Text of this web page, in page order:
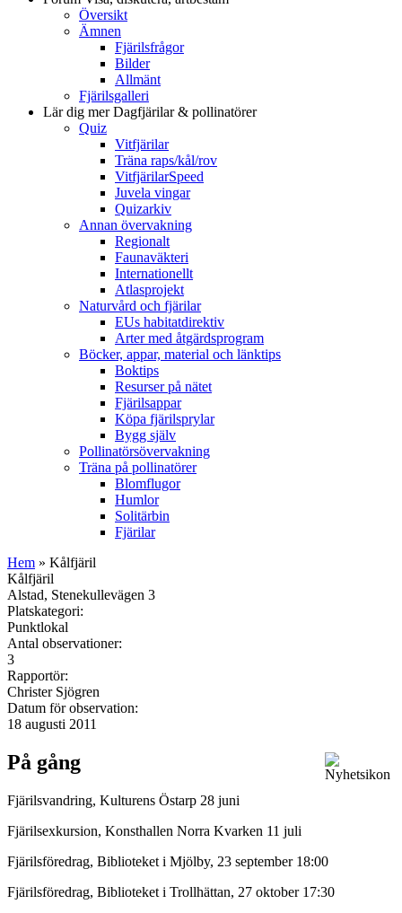
Översikt
Ämnen
Fjärilsfrågor
Bilder
Allmänt
Fjärilsgalleri
Lär dig merDagfjärilar & pollinatörer
Quiz
Vitfjärilar
Träna raps/kål/rov
VitfjärilarSpeed
Juvela vingar
Quizarkiv
Annan övervakning
Regionalt
Faunaväkteri
Internationellt
Atlasprojekt
Naturvård och fjärilar
EUs habitatdirektiv
Arter med åtgärdsprogram
Böcker, appar, material och länktips
Boktips
Resurser på nätet
Fjärilsappar
Köpa fjärilsprylar
Bygg själv
Pollinatörsövervakning
Träna på pollinatörer
Blomflugor
Humlor
Solitärbin
Fjärilar
Hem » Kålfjäril
Kålfjäril
Alstad, Stenekullevägen 3
Platskategori:
Punktlokal
Antal observationer:
3
Rapportör:
Christer Sjögren
Datum för observation:
18 augusti 2011
På gång
Fjärilsvandring, Kulturens Östarp 28 juni
Fjärilsexkursion, Konsthallen Norra Kvarken 11 juli
Fjärilsföredrag, Biblioteket i Mjölby, 23 september 18:00
Fjärilsföredrag, Biblioteket i Trollhättan, 27 oktober 17:30